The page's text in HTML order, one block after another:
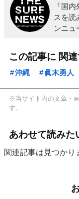
「国
スを読
ンニュ
この記事に 関
沖縄 眞木勇人
※当サイト内の文章・
す。
あわせて読みた
関連記事は見つかり